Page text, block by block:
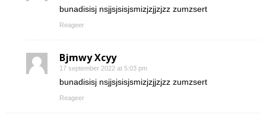
bunadisisj nsjjsjsisjsmizjzjjzjzz zumzsert
Reageer
Bjmwy Xcyy
17 september 2022 at 5:03 pm
bunadisisj nsjjsjsisjsmizjzjjzjzz zumzsert
Reageer